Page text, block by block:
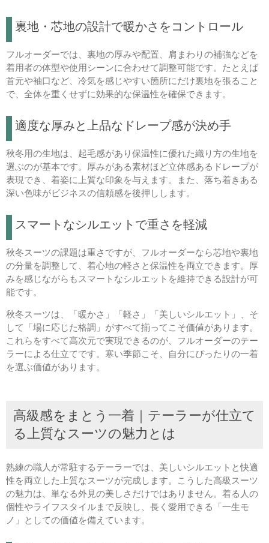
裏地・芯地の設計で暖かさをコントロール
フルオーダーでは、裏地の厚みや配置、肩まわりの補強などを
着用者の体型や使用シーンに合わせて調整可能です。たとえば
首元や袖口など、冷気を感じやすい箇所にだけ裏地を張ること
で、全体を重くせずに効果的な保温性を確保できます。
適度な厚みと上品なドレープ感が決め手
秋冬用の生地は、起毛感があり保温性に優れた織り方の生地を
選ぶのが基本です。厚みがある素材ほど立体感あるドレープが
表現でき、着姿に上質な印象を与えます。また、落ち着きある
深い色味がビジネスの信頼感を後押しします。
スマートなシルエットで重さを軽減
秋冬スーツの課題は重さですが、フルオーダーなら芯地や裏地
の分量を調整して、着心地の軽さと保温性を両立できます。厚
みを感じながらもスマートなシルエットを維持できる設計が可
能です。
秋冬スーツは、「暖かさ」「軽さ」「美しいシルエット」、そ
して「場に応じた格調」がすべて揃ってこそ価値があります。
これらをすべて高次元で実現できるのが、フルオーダーのテー
ラーによる仕立てです。寒い季節こそ、自分にぴったりの一着
を選ぶ価値があります。
高級感をまとう一着｜テーラーが仕立て
る上質なスーツの魅力とは
熟練の職人が常駐するテーラーでは、美しいシルエットと快適
性を両立した上質なスーツが完成します。こうした高級スーツ
の魅力は、単なる外見の美しさだけではありません。着る人の
個性やライフスタイルまで反映し、長く愛用できる「一生モ
ノ」としての価値を備えています。